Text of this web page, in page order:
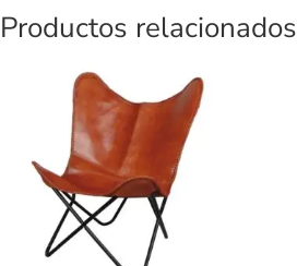
Productos relacionados